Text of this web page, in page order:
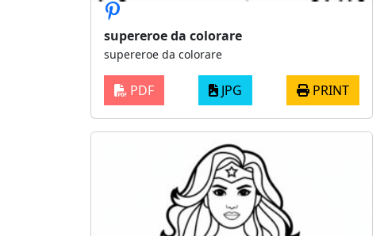
supereroe da colorare
supereroe da colorare
PDF JPG PRINT